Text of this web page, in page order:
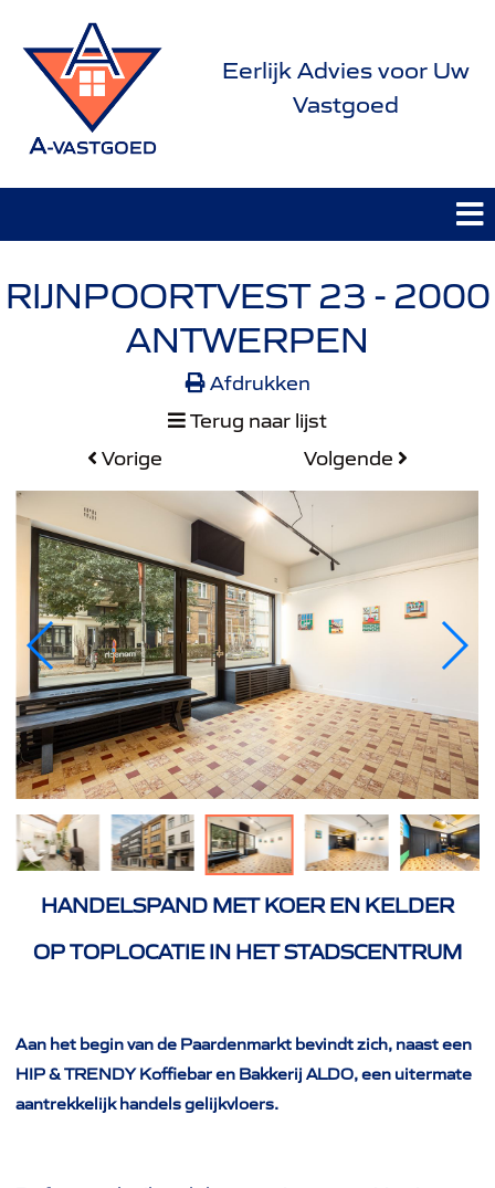
Eerlijk Advies voor Uw
Vastgoed
RIJNPOORTVEST 23 - 2000
ANTWERPEN
Afdrukken
Terug naar lijst
Vorige
Volgende
HANDELSPAND MET KOER EN KELDER
OP TOPLOCATIE IN HET STADSCENTRUM
Aan het begin van de Paardenmarkt bevindt zich, naast een
HIP & TRENDY Koffiebar en Bakkerij ALDO, een uitermate
aantrekkelijk handels gelijkvloers.